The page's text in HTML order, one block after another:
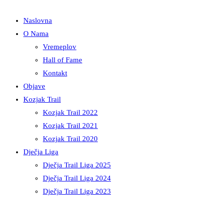
Naslovna
O Nama
Vremeplov
Hall of Fame
Kontakt
Objave
Kozjak Trail
Kozjak Trail 2022
Kozjak Trail 2021
Kozjak Trail 2020
Dječja Liga
Dječja Trail Liga 2025
Dječja Trail Liga 2024
Dječja Trail Liga 2023